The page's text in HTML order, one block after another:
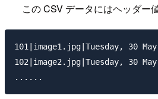
この CSV データにはヘッダー
101|image1.jpg|Tuesday, 30
102|image2.jpg|Tuesday, 30